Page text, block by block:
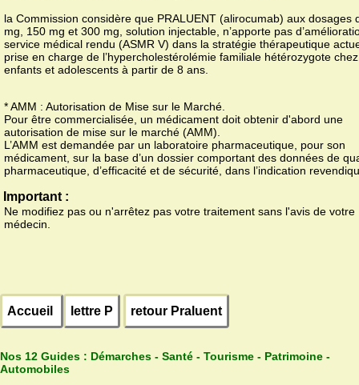
la Commission considère que PRALUENT (alirocumab) aux dosages
mg, 150 mg et 300 mg, solution injectable, n’apporte pas
service médical rendu (ASMR V) dans la stratégie thérapeutique
prise en charge de l’hypercholestérolémie familiale hétérozygote
enfants et adolescents à partir de 8 ans.
* AMM : Autorisation de Mise sur le Marché.
Pour être commercialisée, un médicament doit obtenir d'abord une
autorisation de mise sur le marché (AMM).
L’AMM est demandée par un laboratoire pharmaceutique, pour son
médicament, sur la base d’un dossier comportant des données de
pharmaceutique, d’efficacité et de sécurité, dans l’indication
Important :
Ne modifiez pas ou n'arrêtez pas votre traitement sans l'avis de votre
médecin.
Accueil lettre P retour Praluent
Nos 12 Guides : Démarches - Santé - Tourisme - Patrimoine -
Automobiles